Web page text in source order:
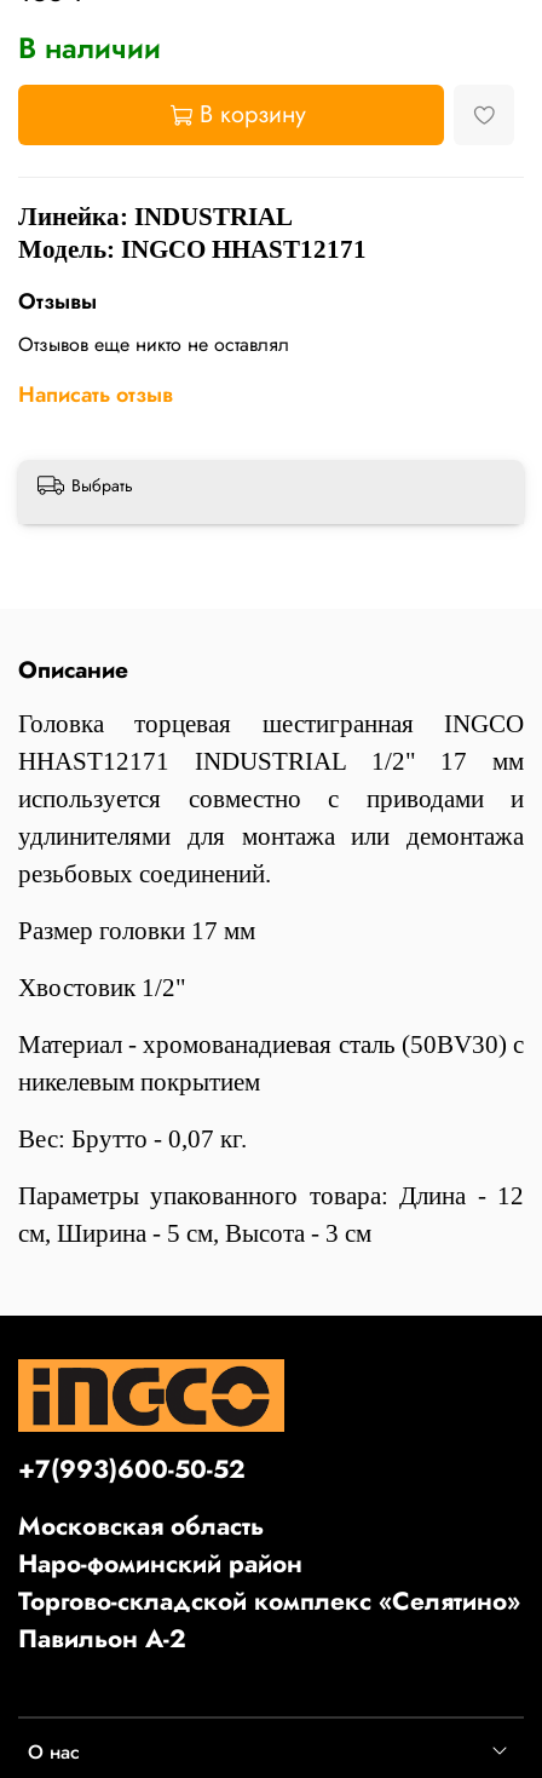
В наличии
В корзину
Линейка: INDUSTRIAL
Модель: INGCO HHAST12171
Отзывы
Отзывов еще никто не оставлял
Написать отзыв
Выбрать
Описание
Головка торцевая шестигранная INGCO
HHAST12171 INDUSTRIAL 1/2" 17 мм
используется совместно с приводами и
удлинителями для монтажа или демонтажа
резьбовых соединений.
Размер головки 17 мм
Хвостовик 1/2"
Материал - хромованадиевая сталь (50BV30) с
никелевым покрытием
Вес: Брутто - 0,07 кг.
Параметры упакованного товара: Длина - 12
см, Ширина - 5 см, Высота - 3 см
О нас
+7(993)600-50-52
Московская область
Наро-фоминский район
Торгово-складской комплекс «Селятино»
Павильон А-2